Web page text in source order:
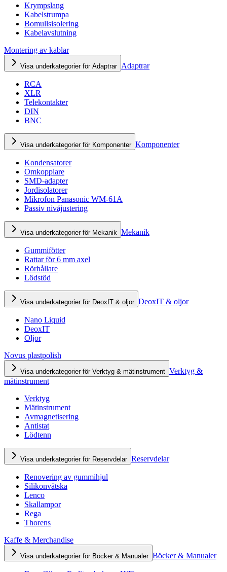
Krympslang
Kabelstrumpa
Bomullsisolering
Kabelavslutning
Montering av kablar
Visa underkategorier för Adaptrar Adaptrar
RCA
XLR
Telekontakter
DIN
BNC
Visa underkategorier för Komponenter Komponenter
Kondensatorer
Omkopplare
SMD-adapter
Jordisolatorer
Mikrofon Panasonic WM-61A
Passiv nivåjustering
Visa underkategorier för Mekanik Mekanik
Gummifötter
Rattar för 6 mm axel
Rörhållare
Lödstöd
Visa underkategorier för DeoxIT & oljor DeoxIT & oljor
Nano Liquid
DeoxIT
Oljor
Novus plastpolish
Visa underkategorier för Verktyg & mätinstrument Verktyg &
mätinstrument
Verktyg
Mätinstrument
Avmagnetisering
Antistat
Lödtenn
Visa underkategorier för Reservdelar Reservdelar
Renovering av gummihjul
Silikonvätska
Lenco
Skallampor
Rega
Thorens
Kaffe & Merchandise
Visa underkategorier för Böcker & Manualer Böcker & Manualer